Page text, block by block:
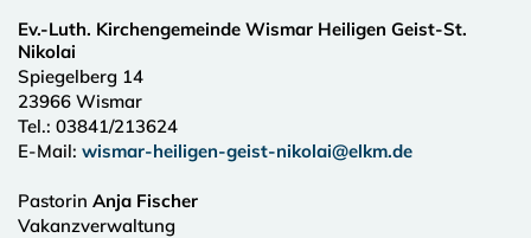
Ev.-Luth. Kirchengemeinde Wismar Heiligen Geist-St.
Nikolai
Spiegelberg 14
23966 Wismar
Tel.: 03841/213624
E-Mail: wismar-heiligen-geist-nikolai@elkm.de
Pastorin Anja Fischer
Vakanzverwaltung